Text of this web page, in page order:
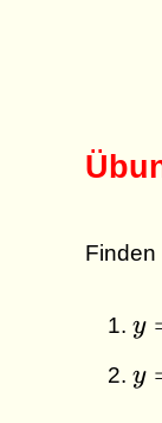
Finden
y
-
y
y
y